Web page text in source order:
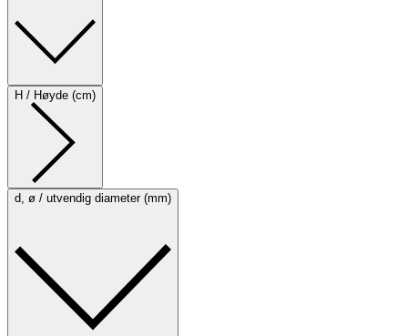
H / Høyde (cm)
d, ø / utvendig diameter (mm)